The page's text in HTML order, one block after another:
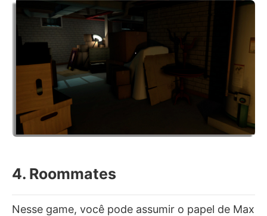
4. Roommates
Nesse game, você pode assumir o papel de Max